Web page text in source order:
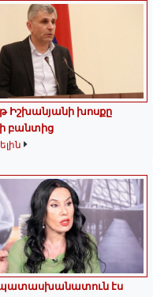
Իշխանյանի խոսքը
բանտից
պատասխանատուն էս